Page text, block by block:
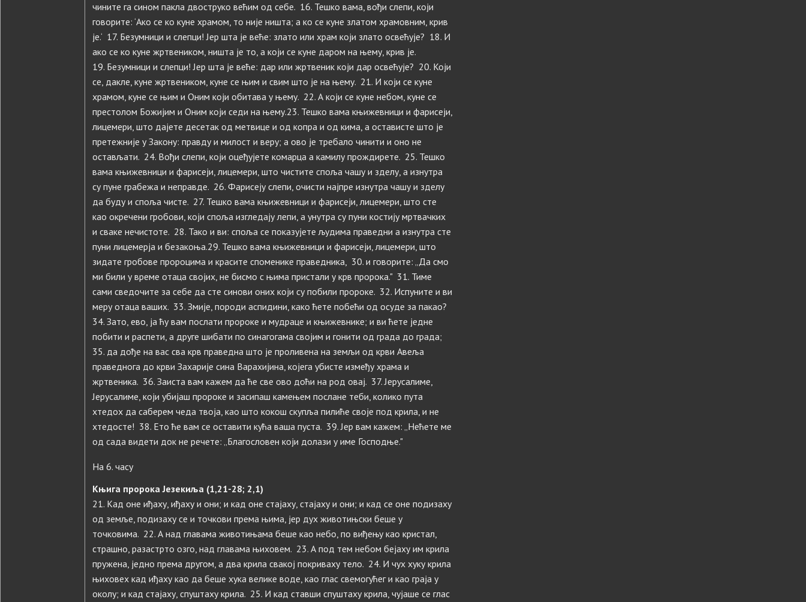
чините га сином пакла двоструко већим од себе. 16. Тешко вама, вођи слепи, који
говорите: ‘Ако се ко куне храмом, то није ништа; а ко се куне златом храмовним, крив
је.‘ 17. Безумници и слепци! Јер шта је веће: злато или храм који злато освећује? 18. И
ако се ко куне жртвеником, ништа је то, а који се куне даром на њему, крив је.
19. Безумници и слепци! Јер шта је веће: дар или жртвеник који дар освећује? 20. Који
се, дакле, куне жртвеником, куне се њим и свим што је на њему. 21. И који се куне
храмом, куне се њим и Оним који обитава у њему. 22. А који се куне небом, куне се
престолом Божијим и Оним који седи на њему.23. Тешко вама књижевници и фарисеји,
лицемери, што дајете десетак од метвице и од копра и од кима, а остависте што је
претежније у Закону: правду и милост и веру; а ово је требало чинити и оно не
остављати. 24. Вођи слепи, који оцеђујете комарца а камилу прождирете. 25. Тешко
вама књижевници и фарисеји, лицемери, што чистите споља чашу и зделу, а изнутра
су пуне грабежа и неправде. 26. Фарисеју слепи, очисти најпре изнутра чашу и зделу
да буду и споља чисте. 27. Тешко вама књижевници и фарисеји, лицемери, што сте
као окречени гробови, који споља изгледају лепи, а унутра су пуни костију мртвачких
и сваке нечистоте. 28. Тако и ви: споља се показујете људима праведни а изнутра сте
пуни лицемерја и безакоња.29. Тешко вама књижевници и фарисеји, лицемери, што
зидате гробове пророцима и красите споменике праведника, 30. и говорите: „Да смо
ми били у време отаца својих, не бисмо с њима пристали у крв пророка." 31. Тиме
сами сведочите за себе да сте синови оних који су побили пророке. 32. Испуните и ви
меру отаца ваших. 33. Змије, породи аспидини, како ћете побећи од осуде за пакао?
34. Зато, ево, ја ћу вам послати пророке и мудраце и књижевнике; и ви ћете једне
побити и распети, а друге шибати по синагогама својим и гонити од града до града;
35. да дође на вас сва крв праведна што је проливена на земљи од крви Авеља
праведнога до крви Захарије сина Варахијина, којега убисте између храма и
жртвеника. 36. Заиста вам кажем да ће све ово доћи на род овај. 37. Јерусалиме,
Јерусалиме, који убијаш пророке и засипаш камењем послане теби, колико пута
хтедох да саберем чеда твоја, као што кокош скупља пилиће своје под крила, и не
хтедосте! 38. Ето ће вам се оставити кућа ваша пуста. 39. Јер вам кажем: „Нећете ме
од сада видети док не речете: „Благословен који долази у име Господње."
На 6. часу
Књига пророка Језекиља (1,21-28; 2,1)
21. Кад оне иђаху, иђаху и они; и кад оне стајаху, стајаху и они; и кад се оне подизаху
од земље, подизаху се и точкови према њима, јер дух животињски беше у
точковима. 22. А над главама животињама беше као небо, по виђењу као кристал,
страшно, разастрто озго, над главама њиховем. 23. А под тем небом бeјаху им крила
пружена, једно према другом, а два крила свакој покриваху тело. 24. И чух хуку крила
њиховех кад иђаху као да беше хука велике воде, као глас свемогућег и као граја у
околу; и кад стајаху, спуштаху крила. 25. И кад ставши спуштаху крила, чујаше се глас